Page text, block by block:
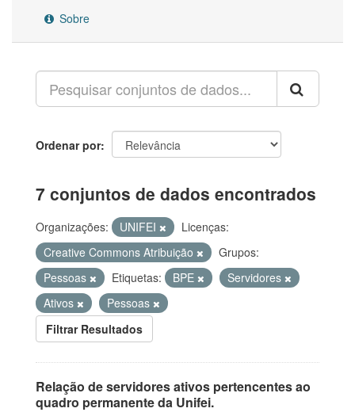
Sobre
Ordenar por
7 conjuntos de dados encontrados
Organizações: UNIFEI
Licenças:
Creative Commons Atribuição
Grupos:
Pessoas
Etiquetas: BPE
Servidores
Ativos
Pessoas
Filtrar Resultados
Relação de servidores ativos pertencentes ao
quadro permanente da Unifei.